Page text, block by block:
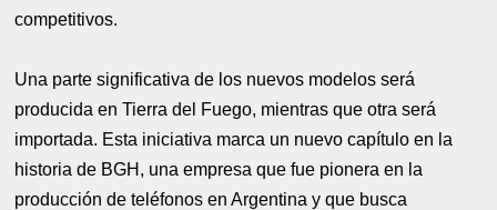
competitivos.
Una parte significativa de los nuevos modelos será
producida en Tierra del Fuego, mientras que otra será
importada. Esta iniciativa marca un nuevo capítulo en la
historia de BGH, una empresa que fue pionera en la
producción de teléfonos en Argentina y que busca